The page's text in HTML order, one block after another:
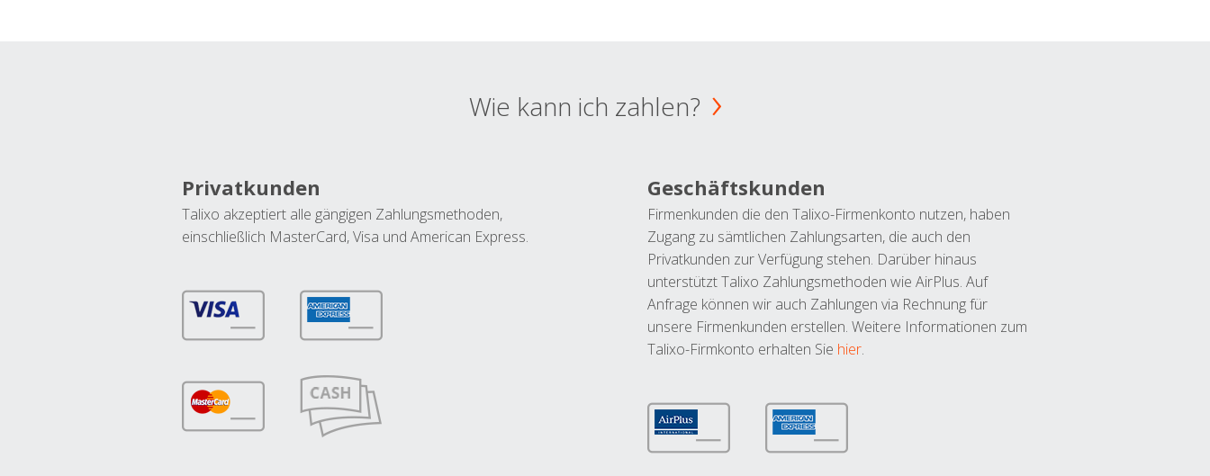
Wie kann ich zahlen?
Privatkunden
Talixo akzeptiert alle gängigen Zahlungsmethoden,
einschließlich MasterCard, Visa und American Express.
Geschäftskunden
Firmenkunden die den Talixo-Firmenkonto nutzen, haben
Zugang zu sämtlichen Zahlungsarten, die auch den
Privatkunden zur Verfügung stehen. Darüber hinaus
unterstützt Talixo Zahlungsmethoden wie AirPlus. Auf
Anfrage können wir auch Zahlungen via Rechnung für
unsere Firmenkunden erstellen. Weitere Informationen zum
Talixo-Firmkonto erhalten Sie hier.